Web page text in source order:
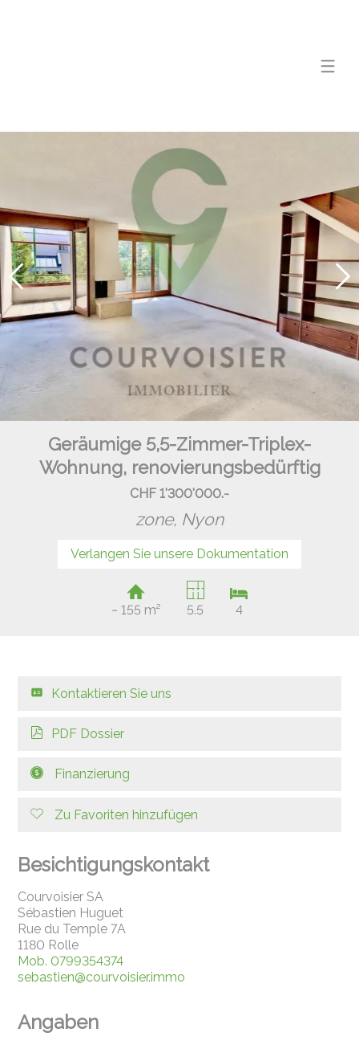
Geräumige 5,5-Zimmer-Triplex-
Wohnung, renovierungsbedürftig
CHF 1'300'000.-
zone, Nyon
Verlangen Sie unsere Dokumentation
~ 155 m² 5.5 4
Kontaktieren Sie uns
PDF Dossier
Finanzierung
Zu Favoriten hinzufügen
Besichtigungskontakt
Courvoisier SA
Sébastien Huguet
Rue du Temple 7A
1180 Rolle
Mob.0799354374
sebastien@courvoisier.immo
Angaben